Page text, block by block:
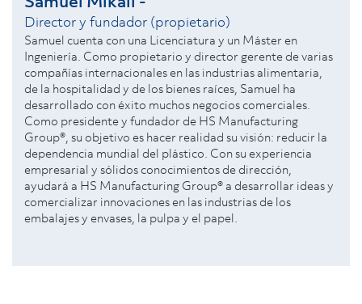
Director y fundador (propietario)
Samuel cuenta con una Licenciatura y un Máster en
Ingeniería. Como propietario y director gerente de varias
compañías internacionales en las industrias alimentaria,
de la hospitalidad y de los bienes raíces, Samuel ha
desarrollado con éxito muchos negocios comerciales.
Como presidente y fundador de HS Manufacturing
Group®, su objetivo es hacer realidad su visión: reducir la
dependencia mundial del plástico. Con su experiencia
empresarial y sólidos conocimientos de dirección,
ayudará a HS Manufacturing Group® a desarrollar ideas y
comercializar innovaciones en las industrias de los
embalajes y envases, la pulpa y el papel.